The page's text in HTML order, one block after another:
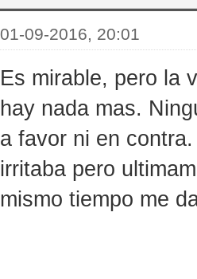
01-09-2016, 20:01
Es mirable, pero la
hay nada mas.
a favor ni en
irritaba pero
mismo tiempo me